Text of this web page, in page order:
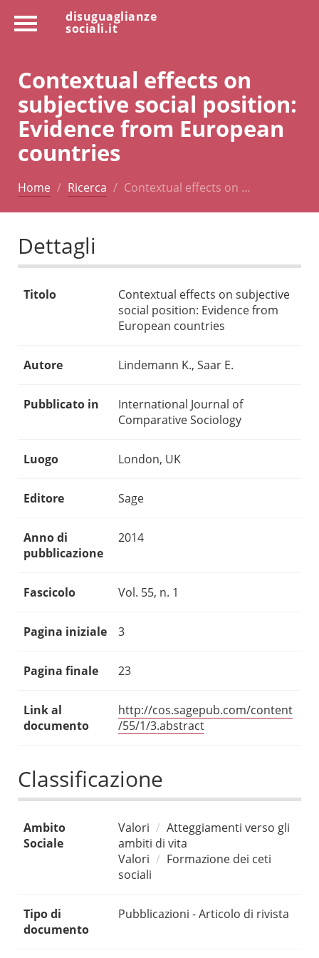
disuguaglianze
sociali.it
Contextual effects on
subjective social position:
Evidence from European
countries
Home Ricerca Contextual effects on …
Dettagli
Titolo
Contextual effects on subjective
social position: Evidence from
European countries
Autore Lindemann K., Saar E.
Pubblicato in
International Journal of
Comparative Sociology
Luogo London, UK
Editore Sage
Anno di
pubblicazione
2014
Fascicolo Vol. 55, n. 1
Pagina iniziale 3
Pagina finale 23
Link al
documento
http://cos.sagepub.com/content
/55/1/3.abstract
Classificazione
Ambito
Sociale
Valori
Atteggiamenti verso gli
ambiti di vita
Valori
Formazione dei ceti
sociali
Tipo di
documento
Pubblicazioni - Articolo di rivista